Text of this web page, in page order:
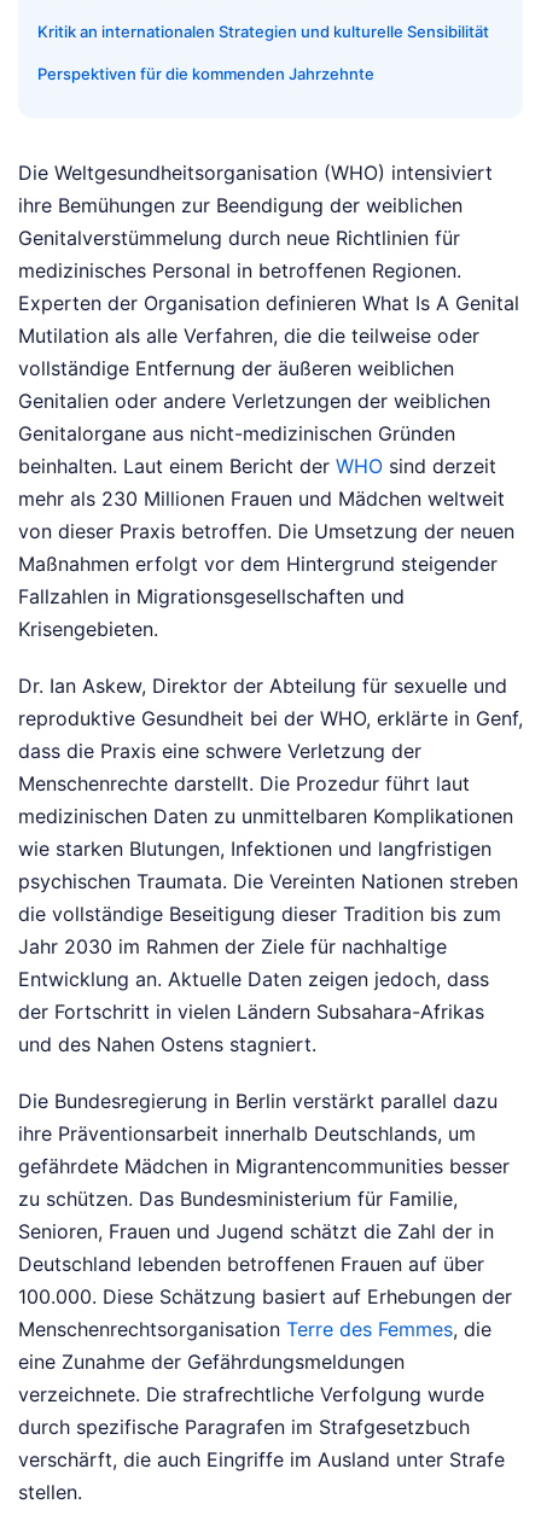
Kritik an internationalen Strategien und kulturelle Sensibilität
Perspektiven für die kommenden Jahrzehnte
Die Weltgesundheitsorganisation (WHO) intensiviert
ihre Bemühungen zur Beendigung der weiblichen
Genitalverstümmelung durch neue Richtlinien für
medizinisches Personal in betroffenen Regionen.
Experten der Organisation definieren What Is A Genital
Mutilation als alle Verfahren, die die teilweise oder
vollständige Entfernung der äußeren weiblichen
Genitalien oder andere Verletzungen der weiblichen
Genitalorgane aus nicht-medizinischen Gründen
beinhalten. Laut einem Bericht der WHO sind derzeit
mehr als 230 Millionen Frauen und Mädchen weltweit
von dieser Praxis betroffen. Die Umsetzung der neuen
Maßnahmen erfolgt vor dem Hintergrund steigender
Fallzahlen in Migrationsgesellschaften und
Krisengebieten.
Dr. Ian Askew, Direktor der Abteilung für sexuelle und
reproduktive Gesundheit bei der WHO, erklärte in Genf,
dass die Praxis eine schwere Verletzung der
Menschenrechte darstellt. Die Prozedur führt laut
medizinischen Daten zu unmittelbaren Komplikationen
wie starken Blutungen, Infektionen und langfristigen
psychischen Traumata. Die Vereinten Nationen streben
die vollständige Beseitigung dieser Tradition bis zum
Jahr 2030 im Rahmen der Ziele für nachhaltige
Entwicklung an. Aktuelle Daten zeigen jedoch, dass
der Fortschritt in vielen Ländern Subsahara-Afrikas
und des Nahen Ostens stagniert.
Die Bundesregierung in Berlin verstärkt parallel dazu
ihre Präventionsarbeit innerhalb Deutschlands, um
gefährdete Mädchen in Migrantencommunities besser
zu schützen. Das Bundesministerium für Familie,
Senioren, Frauen und Jugend schätzt die Zahl der in
Deutschland lebenden betroffenen Frauen auf über
100.000. Diese Schätzung basiert auf Erhebungen der
Menschenrechtsorganisation Terre des Femmes, die
eine Zunahme der Gefährdungsmeldungen
verzeichnete. Die strafrechtliche Verfolgung wurde
durch spezifische Paragrafen im Strafgesetzbuch
verschärft, die auch Eingriffe im Ausland unter Strafe
stellen.